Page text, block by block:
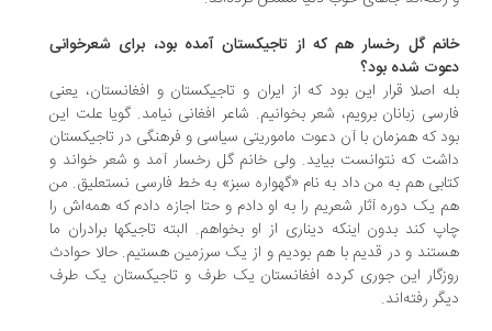
گل رخسار هم که از تاجیکستان آمده بود، برای شعرخوانی
شده بود؟
اصلا قرار این بود که از ایران و تاجیکستان و افغانستان، یعنی
زبانان برویم، شعر بخوانیم. شاعر افغانی نیامد. گویا علت این
که همزمان با آن دعوت ماموریتی سیاسی و فرهنگی در تاجیکستان
که نتوانست بیاید. ولی خانم گل رخسار آمد و شعر خواند و
هم به من داد به نام «گهواره سبز» به خط فارسی نستعلیق. من
یک دوره آثار شعریم را به او دادم و حتا اجازه دادم که همه‌اش را
کند بدون اینکه دیناری از او بخواهم. البته تاجیکها برادران ما
و در قدیم با هم بودیم و از یک سرزمین هستیم. حالا حوادث
این جوری کرده افغانستان یک طرف و تاجیکستان یک طرف
رفته‌اند.